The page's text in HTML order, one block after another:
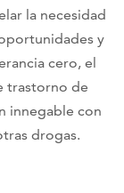
la necesidad
y
cero, el
trastorno de
innegable con
drogas.